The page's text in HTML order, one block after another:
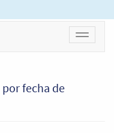
Cambiar
por fecha de